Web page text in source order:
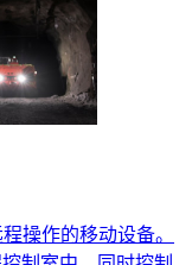
操作的移动设备。